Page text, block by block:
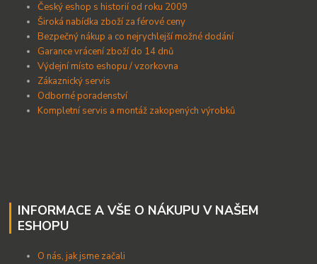
Český eshop s historií od roku 2009
Široká nabídka zboží za férové ceny
Bezpečný nákup a co nejrychlejší možné dodání
Garance vrácení zboží do 14 dnů
Výdejní místo eshopu / vzorkovna
Zákaznický servis
Odborné poradenství
Kompletní servis a montáž zakopených výrobků
INFORMACE A VŠE O NÁKUPU V NAŠEM
ESHOPU
O nás, jak jsme začali